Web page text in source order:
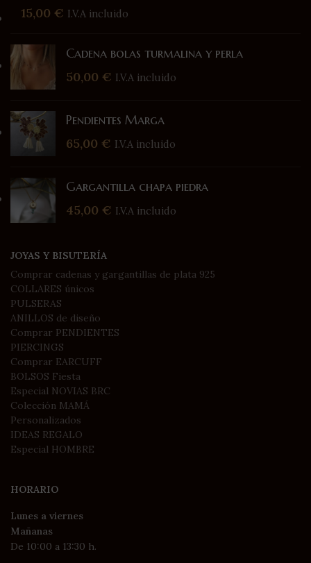
15,00 € I.V.A incluido
Cadena bolas turmalina y perla
50,00 € I.V.A incluido
Pendientes Marga
65,00 € I.V.A incluido
Gargantilla chapa piedra
45,00 € I.V.A incluido
JOYAS Y BISUTERÍA
Comprar cadenas y gargantillas de plata 925
COLLARES únicos
PULSERAS
ANILLOS de diseño
Comprar PENDIENTES
PIERCINGS
Comprar EARCUFF
BOLSOS Fiesta
Especial NOVIAS BRC
Colección MAMÁ
Personalizados
IDEAS REGALO
Especial HOMBRE
HORARIO
Lunes a viernes
Mañanas
De 10:00 a 13:30 h.